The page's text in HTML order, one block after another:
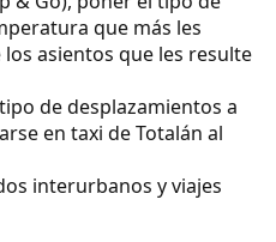
que más les
asientos que les resulte
de desplazamientos a
en taxi de Totalán al
interurbanos y viajes